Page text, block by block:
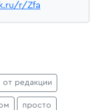
r/Zfa
от редакции
просто